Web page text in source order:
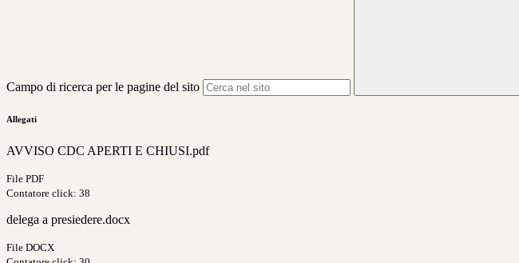
Campo di ricerca per le pagine del sito
Allegati
AVVISO CDC APERTI E CHIUSI.pdf
File PDF
Contatore click: 38
delega a presiedere.docx
File DOCX